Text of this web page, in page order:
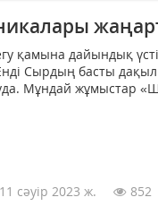
қамына дайындық
Сыр­дың бас­ты
Мұндай жұмыстар
11 сәуір 2023 ж. 852